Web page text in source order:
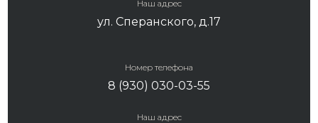
Наш адрес
ул. Сперанского, д.17
Номер телефона
8 (930) 030-03-55
Наш адрес